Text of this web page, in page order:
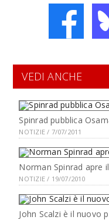
VEDI ANCHE
Spinrad pubblica
NOTIZIE / 7/07/2011
Norman Spinrad apre
NOTIZIE / 19/07/2010
John Scalzi è il nuovo